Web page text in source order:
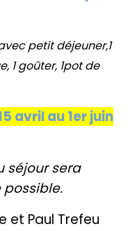
petit déjeuner,1
1 goûter, 1pot de
avril au 1er juin
séjour sera
possible.
et Paul Trefeu